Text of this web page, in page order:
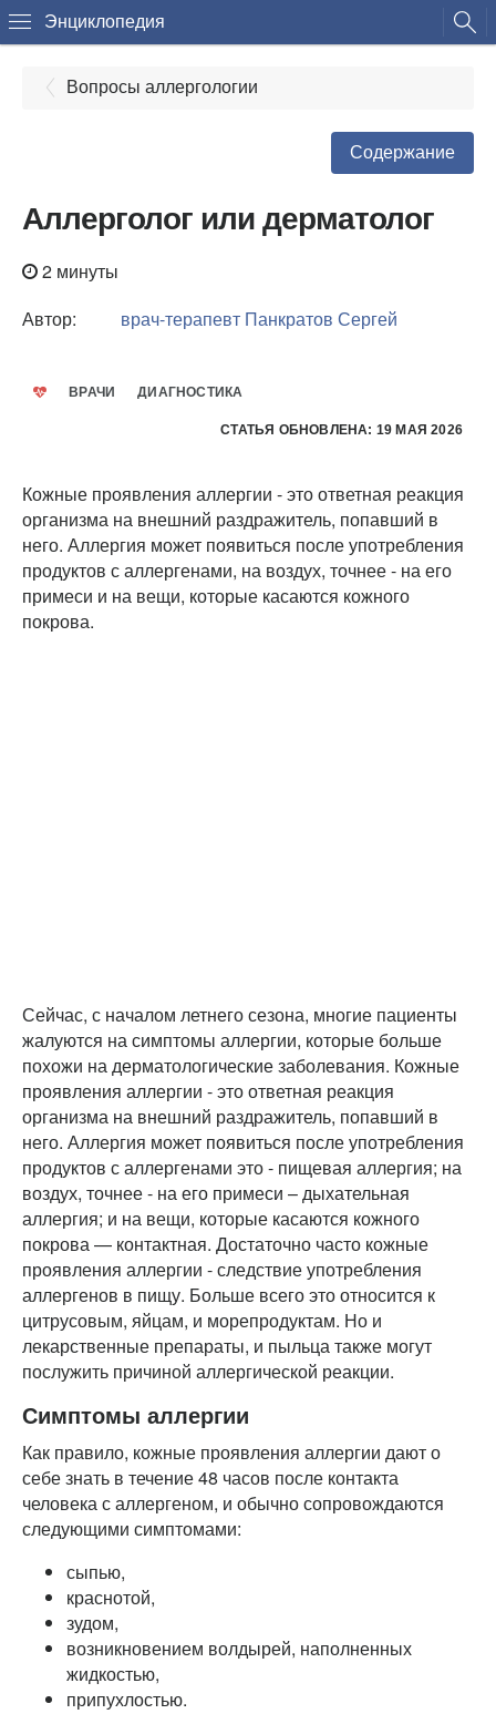
Энциклопедия
Вопросы аллергологии
Содержание
Аллерголог или дерматолог
2 минуты
Автор:
врач-терапевт Панкратов Сергей
ВРАЧИ ДИАГНОСТИКА
СТАТЬЯ ОБНОВЛЕНА: 19 МАЯ 2026
Кожные проявления аллергии - это ответная реакция
организма на внешний раздражитель, попавший в
него. Аллергия может появиться после употребления
продуктов с аллергенами, на воздух, точнее - на его
примеси и на вещи, которые касаются кожного
покрова.
Сейчас, с началом летнего сезона, многие пациенты
жалуются на симптомы аллергии, которые больше
похожи на дерматологические заболевания. Кожные
проявления аллергии - это ответная реакция
организма на внешний раздражитель, попавший в
него. Аллергия может появиться после употребления
продуктов с аллергенами это - пищевая аллергия; на
воздух, точнее - на его примеси – дыхательная
аллергия; и на вещи, которые касаются кожного
покрова — контактная. Достаточно часто кожные
проявления аллергии - следствие употребления
аллергенов в пищу. Больше всего это относится к
цитрусовым, яйцам, и морепродуктам. Но и
лекарственные препараты, и пыльца также могут
послужить причиной аллергической реакции.
Симптомы аллергии
Как правило, кожные проявления аллергии дают о
себе знать в течение 48 часов после контакта
человека с аллергеном, и обычно сопровождаются
следующими симптомами:
сыпью,
краснотой,
зудом,
возникновением волдырей, наполненных
жидкостью,
припухлостью.